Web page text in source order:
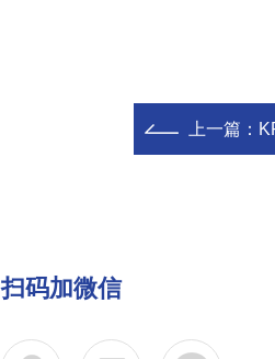
上一篇：
扫码加微信